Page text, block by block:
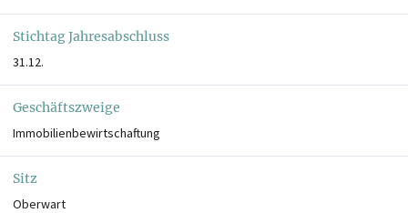
Stichtag Jahresabschluss
31.12.
Geschäftszweige
Immobilienbewirtschaftung
Sitz
Oberwart